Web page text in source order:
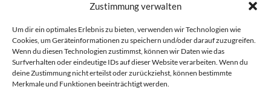
Zustimmung verwalten
Um dir ein optimales Erlebnis zu bieten, verwenden wir Technologien wie
Cookies, um Geräteinformationen zu speichern und/oder darauf zuzugreifen.
Wenn du diesen Technologien zustimmst, können wir Daten wie das
Surfverhalten oder eindeutige IDs auf dieser Website verarbeiten. Wenn du
deine Zustimmung nicht erteilst oder zurückziehst, können bestimmte
Merkmale und Funktionen beeinträchtigt werden.
ATELIERS
EINZELBÜROS
GEMEINSCHAFTSBÜROS